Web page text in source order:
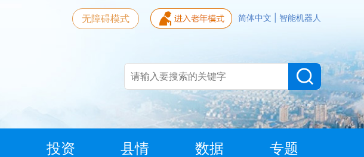
简体中文 智能机器人
无障碍模式
投资 县情 数据 专题